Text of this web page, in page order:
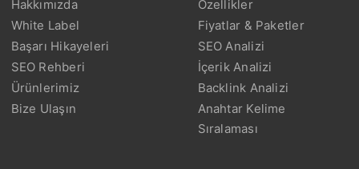
Hakkımızda
White Label
Başarı Hikayeleri
SEO Rehberi
Ürünlerimiz
Bize Ulaşın
Özellikler
Fiyatlar & Paketler
SEO Analizi
İçerik Analizi
Backlink Analizi
Anahtar Kelime
Sıralaması